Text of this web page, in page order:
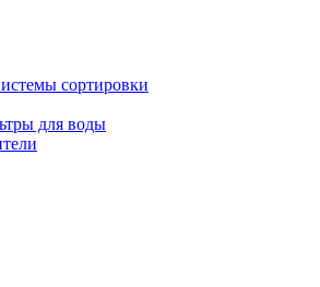
сортировки
для воды